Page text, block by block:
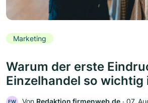
Marketing
Warum der erste
Einzelhandel so wichtig